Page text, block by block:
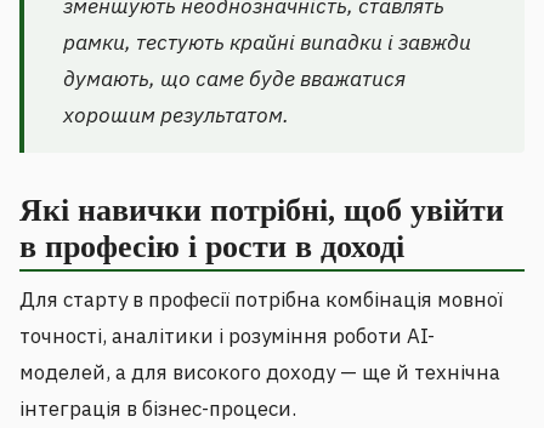
зменшують неоднозначність, ставлять
рамки, тестують крайні випадки і завжди
думають, що саме буде вважатися
хорошим результатом.
Які навички потрібні, щоб увійти
в професію і рости в доході
Для старту в професії потрібна комбінація мовної
точності, аналітики і розуміння роботи AI-
моделей, а для високого доходу — ще й технічна
інтеграція в бізнес-процеси.